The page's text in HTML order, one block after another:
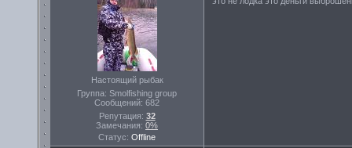
Настоящий рыбак
Группа: Smolfishing group
Сообщений: 682
Репутация: 32
Замечания: 0%
Статус: Offline